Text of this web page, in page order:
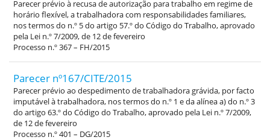
Parecer prévio à recusa de autorização para trabalho em regime de
horário flexível, a trabalhadora com responsabilidades familiares,
nos termos do n.º 5 do artigo 57.º do Código do Trabalho, aprovado
pela Lei n.º 7/2009, de 12 de fevereiro
Processo n.º 367 – FH/2015
Parecer nº167/CITE/2015
Parecer prévio ao despedimento de trabalhadora grávida, por facto
imputável à trabalhadora, nos termos do n.º 1 e da alínea a) do n.º 3
do artigo 63.º do Código do Trabalho, aprovado pela Lei n.º 7/2009,
de 12 de fevereiro
Processo n.º 401 – DG/2015